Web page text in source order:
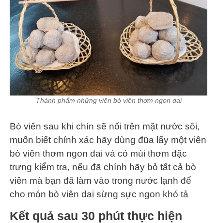
Thành phẩm những viên bò viên thơm ngon dai
Bò viên sau khi chín sẽ nổi trên mặt nước sôi,
muốn biết chính xác hãy dùng đũa lấy một viên
bò viên thơm ngon dai và có mùi thơm đặc
trưng kiểm tra, nếu đã chính hãy bỏ tất cả bò
viên mà bạn đã làm vào trong nước lạnh để
cho món bò viên dai sừng sực ngon khó tả
Kết quả sau 30 phút thực hiện